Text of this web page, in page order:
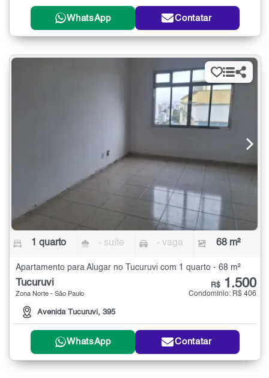
WhatsApp Contatar
1 quarto - suíte - vaga 68 m²
Apartamento para Alugar no Tucuruvi com 1 quarto - 68 m²
Tucuruvi
Zona Norte - São Paulo
Avenida Tucuruvi, 395
R$ 1.500
Condomínio: R$ 406
WhatsApp Contatar